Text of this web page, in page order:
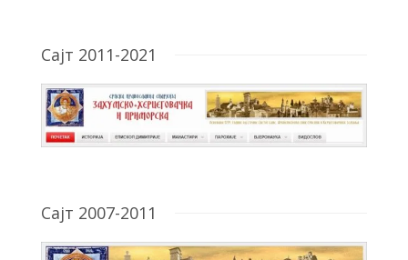
Сајт 2011-2021
Сајт 2007-2011